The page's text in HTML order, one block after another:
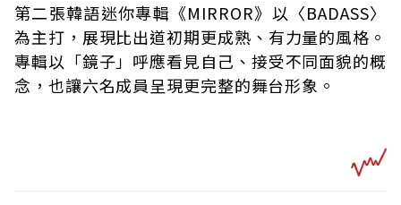
第二張韓語迷你專輯《MIRROR》以〈BADASS〉
為主打，展現比出道初期更成熟、有力量的風格。
專輯以「鏡子」呼應看見自己、接受不同面貌的概
念，也讓六名成員呈現更完整的舞台形象。